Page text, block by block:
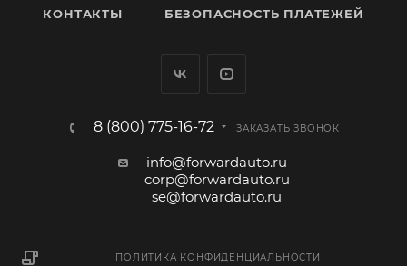
КОНТАКТЫ БЕЗОПАСНОСТЬ ПЛАТЕЖЕЙ
8 (800) 775-16-72 ЗАКАЗАТЬ ЗВОНОК
info@forwardauto.ru
corp@forwardauto.ru
se@forwardauto.ru
ПОЛИТИКА КОНФИДЕНЦИАЛЬНОСТИ